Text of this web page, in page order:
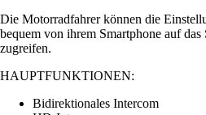
Die Motorradfahrer können die
bequem von ihrem Smartphone auf das
zugreifen.
HAUPTFUNKTIONEN:
Bidirektionales Intercom